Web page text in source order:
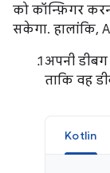
को कॉन्फ़िगर
सकेगा. हालांकि,
अपनी
ताकि वह
Kotlin